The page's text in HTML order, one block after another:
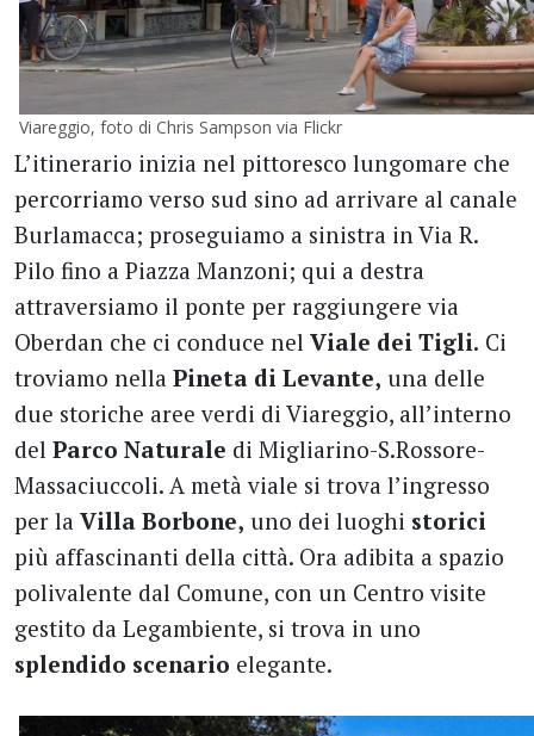
Viareggio, foto di Chris Sampson via Flickr
L’itinerario inizia nel pittoresco lungomare che
percorriamo verso sud sino ad arrivare al canale
Burlamacca; proseguiamo a sinistra in Via R.
Pilo fino a Piazza Manzoni; qui a destra
attraversiamo il ponte per raggiungere via
Oberdan che ci conduce nel Viale dei Tigli. Ci
troviamo nella Pineta di Levante, una delle
due storiche aree verdi di Viareggio, all’interno
del Parco Naturale di Migliarino-S.Rossore-
Massaciuccoli. A metà viale si trova l’ingresso
per la Villa Borbone, uno dei luoghi storici
più affascinanti della città. Ora adibita a spazio
polivalente dal Comune, con un Centro visite
gestito da Legambiente, si trova in uno
splendido scenario elegante.